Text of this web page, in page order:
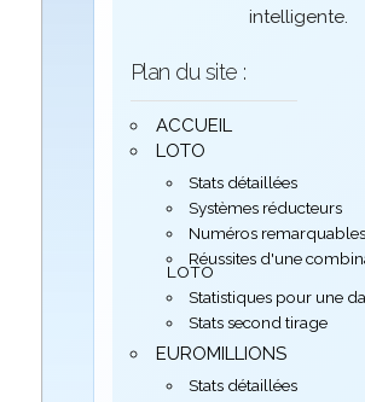
intelligente.
Plan du site :
ACCUEIL
LOTO
Stats détaillées
Systèmes réducteurs
Numéros remarquables
Réussites d'une
LOTO
Statistiques pour une
Stats second tirage
EUROMILLIONS
Stats détaillées